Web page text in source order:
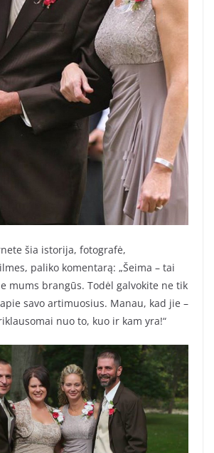
šia istorija, fotografė,
paliko komentarą: „Šeima – tai
mums brangūs. Todėl galvokite ne tik
savo artimuosius. Manau, kad jie –
nuo to, kuo ir kam yra!“